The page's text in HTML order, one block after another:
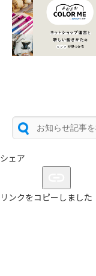
シェア
リンクをコピーしました